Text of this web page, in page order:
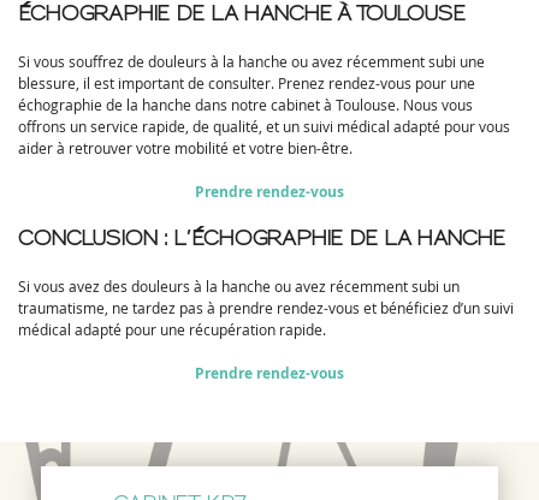
ÉCHOGRAPHIE DE LA HANCHE À TOULOUSE
Si vous souffrez de douleurs à la hanche ou avez récemment subi une
blessure, il est important de consulter. Prenez rendez-vous pour une
échographie de la hanche dans notre cabinet à Toulouse. Nous vous
offrons un service rapide, de qualité, et un suivi médical adapté pour vous
aider à retrouver votre mobilité et votre bien-être.
Prendre rendez-vous
CONCLUSION : L’ÉCHOGRAPHIE DE LA HANCHE
Si vous avez des douleurs à la hanche ou avez récemment subi un
traumatisme, ne tardez pas à prendre rendez-vous et bénéficiez d’un suivi
médical adapté pour une récupération rapide.
Prendre rendez-vous